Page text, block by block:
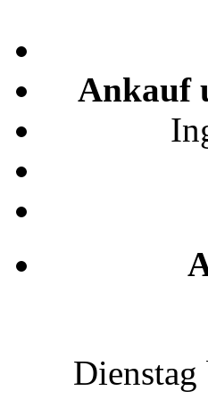
Ankauf